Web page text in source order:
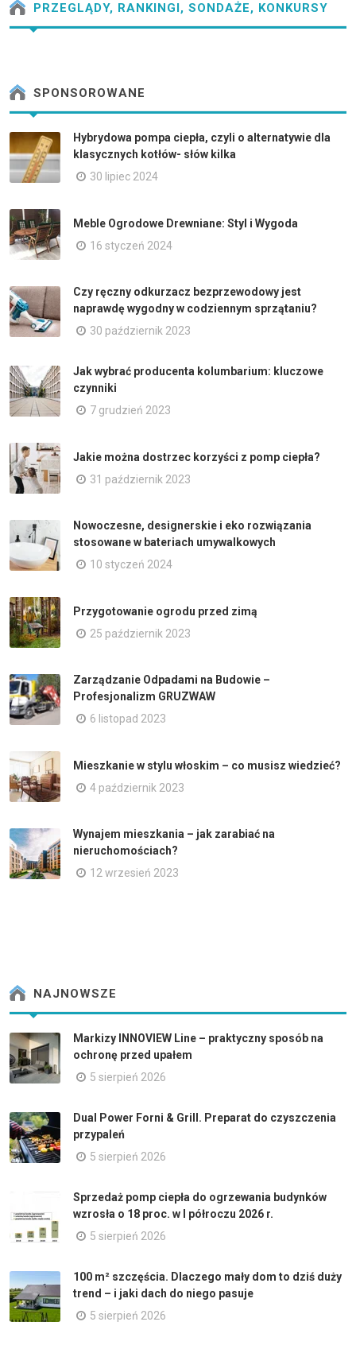
PRZEGLĄDY, RANKINGI, SONDAŻE, KONKURSY
SPONSOROWANE
Hybrydowa pompa ciepła, czyli o alternatywie dla
klasycznych kotłów- słów kilka
30 lipiec 2024
Meble Ogrodowe Drewniane: Styl i Wygoda
16 styczeń 2024
Czy ręczny odkurzacz bezprzewodowy jest
naprawdę wygodny w codziennym sprzątaniu?
30 październik 2023
Jak wybrać producenta kolumbarium: kluczowe
czynniki
7 grudzień 2023
Jakie można dostrzec korzyści z pomp ciepła?
31 październik 2023
Nowoczesne, designerskie i eko rozwiązania
stosowane w bateriach umywalkowych
10 styczeń 2024
Przygotowanie ogrodu przed zimą
25 październik 2023
Zarządzanie Odpadami na Budowie –
Profesjonalizm GRUZWAW
6 listopad 2023
Mieszkanie w stylu włoskim – co musisz wiedzieć?
4 październik 2023
Wynajem mieszkania – jak zarabiać na
nieruchomościach?
12 wrzesień 2023
NAJNOWSZE
Markizy INNOVIEW Line – praktyczny sposób na
ochronę przed upałem
5 sierpień 2026
Dual Power Forni & Grill. Preparat do czyszczenia
przypaleń
5 sierpień 2026
Sprzedaż pomp ciepła do ogrzewania budynków
wzrosła o 18 proc. w I półroczu 2026 r.
5 sierpień 2026
100 m² szczęścia. Dlaczego mały dom to dziś duży
trend – i jaki dach do niego pasuje
5 sierpień 2026